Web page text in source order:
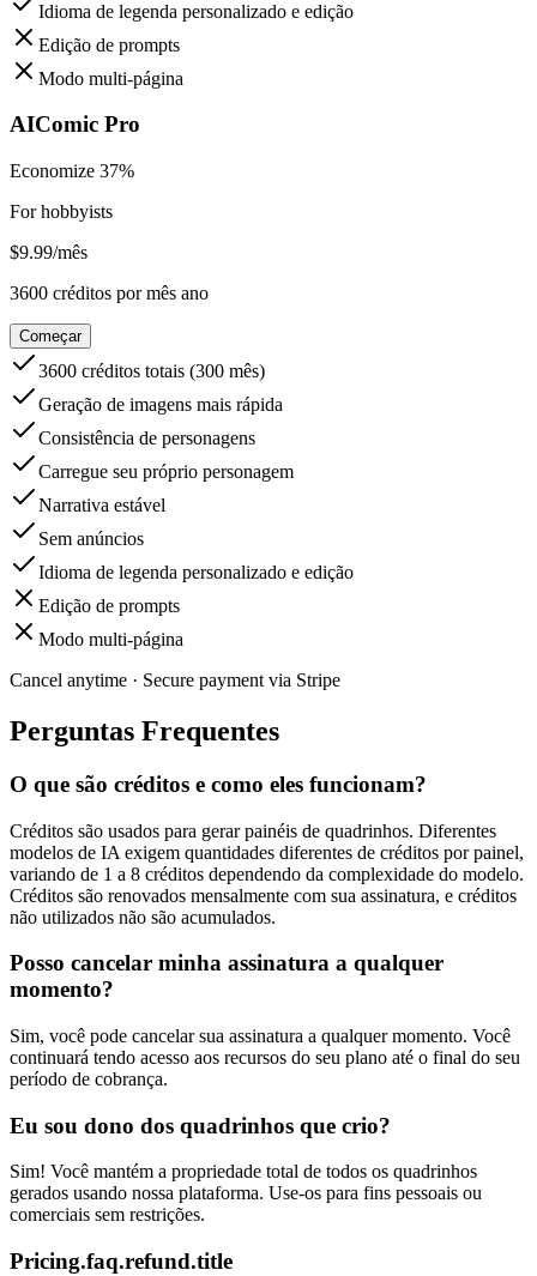
Idioma de legenda personalizado e edição
Edição de prompts
Modo multi-página
AIComic Pro
Economize 37%
For hobbyists
$9.99/mês
3600 créditos por mês ano
Começar
3600 créditos totais (300 mês)
Geração de imagens mais rápida
Consistência de personagens
Carregue seu próprio personagem
Narrativa estável
Sem anúncios
Idioma de legenda personalizado e edição
Edição de prompts
Modo multi-página
Cancel anytime · Secure payment via Stripe
Perguntas Frequentes
O que são créditos e como eles funcionam?
Créditos são usados para gerar painéis de quadrinhos. Diferentes
modelos de IA exigem quantidades diferentes de créditos por painel,
variando de 1 a 8 créditos dependendo da complexidade do modelo.
Créditos são renovados mensalmente com sua assinatura, e créditos
não utilizados não são acumulados.
Posso cancelar minha assinatura a qualquer
momento?
Sim, você pode cancelar sua assinatura a qualquer momento. Você
continuará tendo acesso aos recursos do seu plano até o final do seu
período de cobrança.
Eu sou dono dos quadrinhos que crio?
Sim! Você mantém a propriedade total de todos os quadrinhos
gerados usando nossa plataforma. Use-os para fins pessoais ou
comerciais sem restrições.
Pricing.faq.refund.title